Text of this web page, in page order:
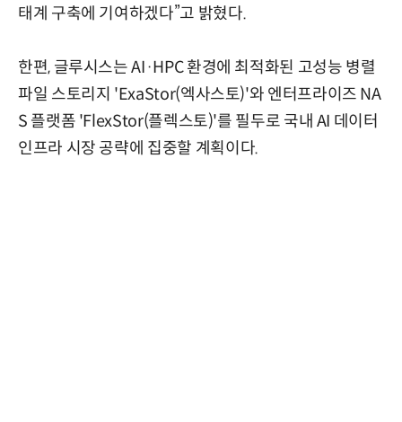
태계 구축에 기여하겠다”고 밝혔다.
한편, 글루시스는 AI·HPC 환경에 최적화된 고성능 병렬
파일 스토리지 'ExaStor(엑사스토)'와 엔터프라이즈 NA
S 플랫폼 'FlexStor(플렉스토)'를 필두로 국내 AI 데이터
인프라 시장 공략에 집중할 계획이다.